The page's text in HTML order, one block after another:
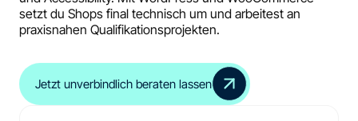
setzt du Shops final technisch um und arbeitest an
praxisnahen Qualifikationsprojekten.
Jetzt unverbindlich beraten lassen